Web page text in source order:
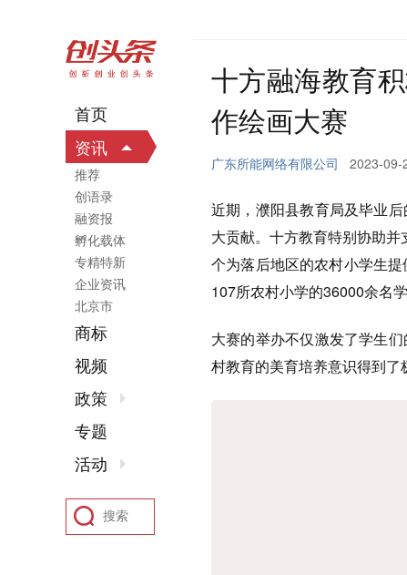
十方融海教育
作绘画大赛
广东所能网络有限公司 2023-09-
近期，濮阳县教育局及毕业
大贡献。十方教育特别协助并
个为落后地区的农村小学生
107所农村小学的36000余名
大赛的举办不仅激发了学生
村教育的美育培养意识得到了
首页
资讯
推荐
创语录
融资报
孵化载体
专精特新
企业资讯
北京市
商标
视频
政策
专题
活动